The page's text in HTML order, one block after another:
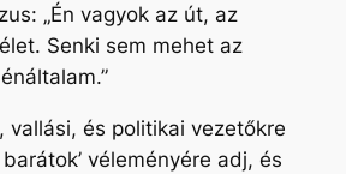
„Én vagyok az út, az
Senki sem mehet az
vallási, és politikai vezetőkre
véleményére adj, és